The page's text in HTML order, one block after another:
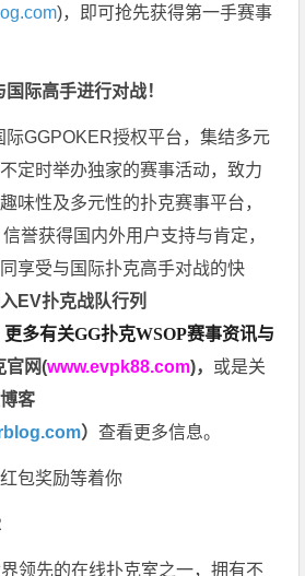
)，即可抢先获得第一手赛事
际高手进行对战！
际GGPOKER授权平台，集结多元
定时举办独家的赛事活动，致力
味性及多元性的扑克赛事平台，
誉获得国内外用户支持与肯定，
享受与国际扑克高手对战的快
EV扑克战队行列
更多有关GG扑克WSOP赛事资讯与
官网(www.evpk88.com)， 或是关
客
）查看更多信息。
包奖励等着你
领先的在线扑克室之一，拥有不